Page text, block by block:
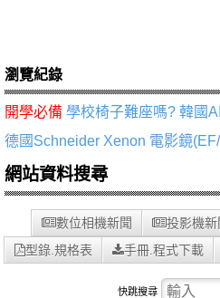
瀏覽紀錄
開學必備 學校椅子難座嗎? 韓國
德國Schneider Xenon 電影鏡
網站資料搜尋
數位相機新聞 投影機新
型錄.規格表
手冊.程式下載
快跳搜尋